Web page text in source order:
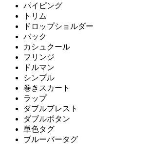
パイピング
トリム
ドロップショルダー
バック
カシュクール
フリンジ
ドルマン
シンプル
巻きスカート
ラップ
ダブルブレスト
ダブルボタン
単色タグ
ブルーバータグ